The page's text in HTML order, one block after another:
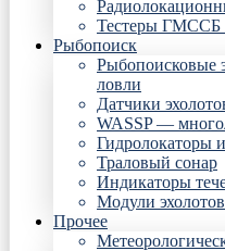
Тестеры
Рыбопоиск
Рыбопоисковые
ловли
Датчики
WASSP —
Гидролокаторы
Траловый сонар
Индикаторы
Модули
Прочее